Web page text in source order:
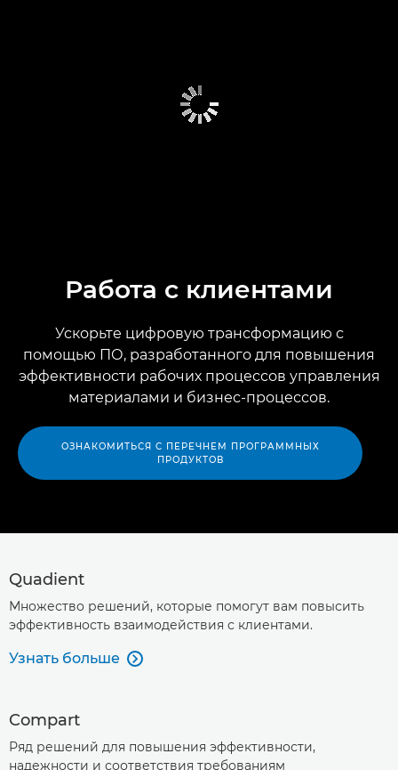
Работа с клиентами
Ускорьте цифровую трансформацию с
помощью ПО, разработанного для повышения
эффективности рабочих процессов управления
материалами и бизнес-процессов.
ОЗНАКОМИТЬСЯ С ПЕРЕЧНЕМ ПРОГРАММНЫХ
ПРОДУКТОВ
Quadient
Множество решений, которые помогут вам повысить
эффективность взаимодействия с клиентами.
Узнать больше 
Compart
Ряд решений для повышения эффективности,
надежности и соответствия требованиям